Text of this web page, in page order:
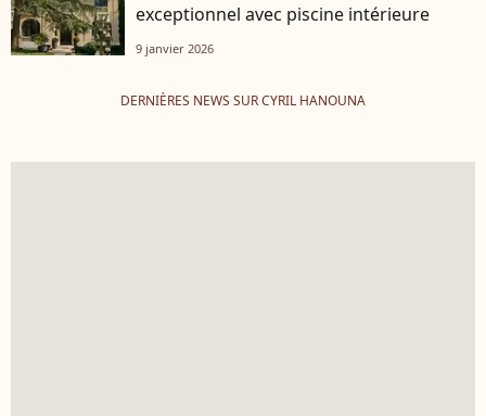
exceptionnel avec piscine intérieure
9 janvier 2026
DERNIÈRES NEWS SUR CYRIL HANOUNA